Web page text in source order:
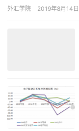
这是投机赚钱的法宝。
外汇学院 2019年8月14日